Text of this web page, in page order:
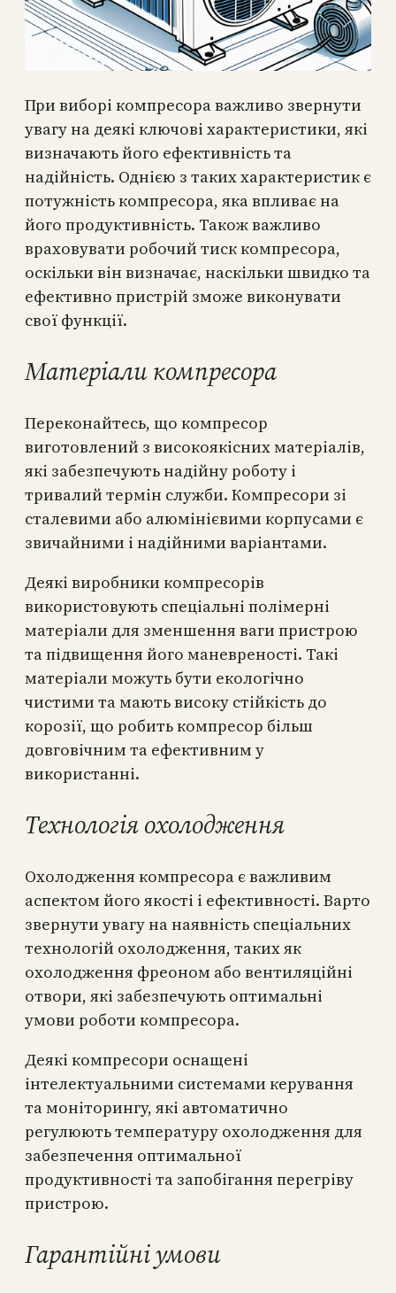
При виборі компресора важливо звернути
увагу на деякі ключові характеристики, які
визначають його ефективність та
надійність. Однією з таких характеристик є
потужність компресора, яка впливає на
його продуктивність. Також важливо
враховувати робочий тиск компресора,
оскільки він визначає, наскільки швидко та
ефективно пристрій зможе виконувати
свої функції.
Матеріали компресора
Переконайтесь, що компресор
виготовлений з високоякісних матеріалів,
які забезпечують надійну роботу і
тривалий термін служби. Компресори зі
сталевими або алюмінієвими корпусами є
звичайними і надійними варіантами.
Деякі виробники компресорів
використовують спеціальні полімерні
матеріали для зменшення ваги пристрою
та підвищення його маневреності. Такі
матеріали можуть бути екологічно
чистими та мають високу стійкість до
корозії, що робить компресор більш
довговічним та ефективним у
використанні.
Технологія охолодження
Охолодження компресора є важливим
аспектом його якості і ефективності. Варто
звернути увагу на наявність спеціальних
технологій охолодження, таких як
охолодження фреоном або вентиляційні
отвори, які забезпечують оптимальні
умови роботи компресора.
Деякі компресори оснащені
інтелектуальними системами керування
та моніторингу, які автоматично
регулюють температуру охолодження для
забезпечення оптимальної
продуктивності та запобігання перегріву
пристрою.
Гарантійні умови